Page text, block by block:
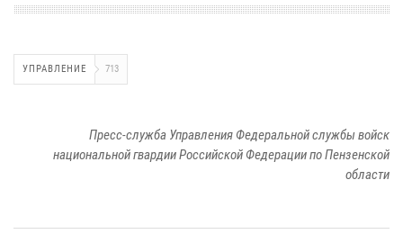
УПРАВЛЕНИЕ 713
Пресс-служба Управления Федеральной службы войск
национальной гвардии Российской Федерации по Пензенской
области